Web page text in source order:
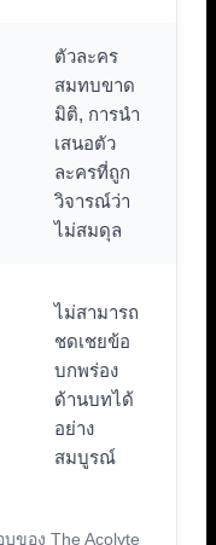
ของ The Acolyte
ตัวละคร
สมทบขาด
มิติ, การนำ
เสนอตัว
ละครที่ถูก
วิจารณ์ว่า
ไม่สมดุล
ไม่สามารถ
ชดเชยข้อ
บกพร่อง
ด้านบทได้
อย่าง
สมบูรณ์